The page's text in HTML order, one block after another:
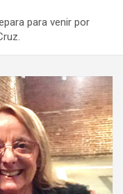
para venir por